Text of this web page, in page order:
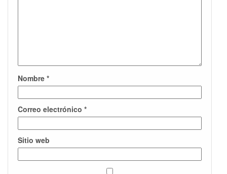
Nombre *
Correo electrónico *
Sitio web